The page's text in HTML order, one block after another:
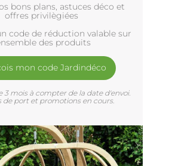
bons plans, astuces déco et
offres privilègiées
code de réduction valable sur
des produits
mon code Jardindéco
3 mois à compter de la date d'envoi.
de port et promotions en cours.